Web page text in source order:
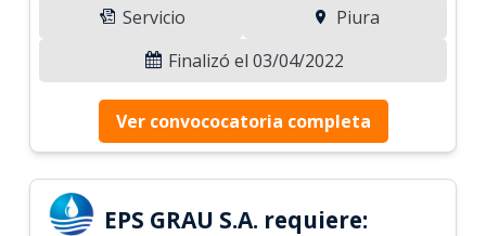
Servicio
Piura
Finalizó el 03/04/2022
Ver convococatoria completa
EPS GRAU S.A. requiere: